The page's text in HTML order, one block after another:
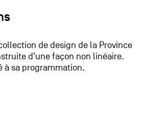
de design de la Province
d’une façon non linéaire.
à sa programmation.